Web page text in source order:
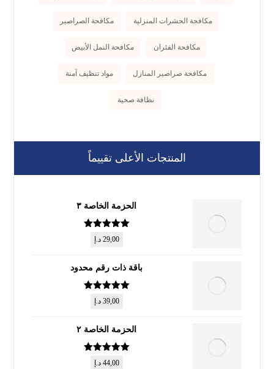
مكافحة الحشرات المنزلية مكافحة الصراصير
مكافحة الفئران مكافحة النمل الأبيض
مكافحة صراصير المنازل مواد تنظيف آمنة
نظافة صحية
المنتجات الأعلى تقييماً
الحزمة الخاصة ٣
تم التقييم
من 5
29,00 د.إ
باقة ذات رقم محدود
تم التقييم
من 5
39,00 د.إ
الحزمة الخاصة ٢
تم التقييم
44,00 د.إ